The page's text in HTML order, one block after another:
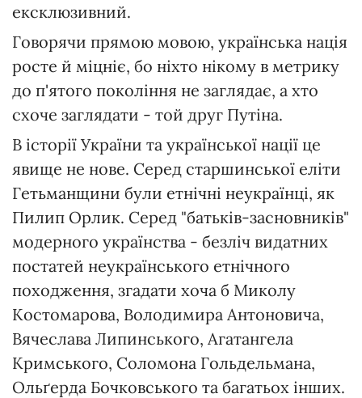
ексклюзивний.
Говорячи прямою мовою, українська нація
росте й міцніє, бо ніхто нікому в метрику
до п'ятого покоління не заглядає, а хто
схоче заглядати - той друг Путіна.
В історії України та української нації це
явище не нове. Серед старшинської еліти
Гетьманщини були етнічні неукраїнці, як
Пилип Орлик. Серед "батьків-засновників"
модерного українства - безліч видатних
постатей неукраїнського етнічного
походження, згадати хоча б Миколу
Костомарова, Володимира Антоновича,
Вячеслава Липинського, Агатангела
Кримського, Соломона Гольдельмана,
Ольґерда Бочковського та багатьох інших.